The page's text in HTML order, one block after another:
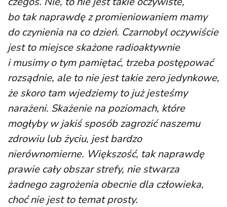
bo tak naprawdę z promieniowaniem mamy
do czynienia na co dzień. Czarnobyl oczywiście
jest to miejsce skażone radioaktywnie
i musimy o tym pamiętać, trzeba postępować
rozsądnie, ale to nie jest takie zero jedynkowe,
że skoro tam wjedziemy to już jesteśmy
narażeni. Skażenie na poziomach, które
mogłyby w jakiś sposób zagrozić naszemu
zdrowiu lub życiu, jest bardzo
nierównomierne. Większość, tak naprawdę
prawie cały obszar strefy, nie stwarza
żadnego zagrożenia obecnie dla człowieka,
choć nie jest to temat prosty.